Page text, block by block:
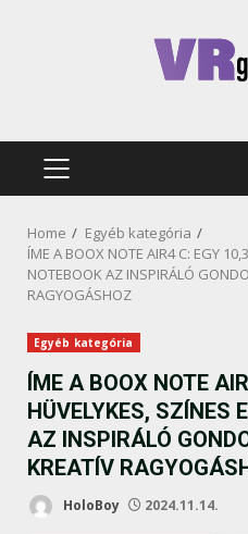
PRIMARY
Home
Egyéb kategória
ÍME A BOOX NOTE AIR4 C: EGY
NOTEBOOK AZ INSPIRÁLÓ
RAGYOGÁSHOZ
Egyéb kategória
ÍME A BOOX NOTE
HÜVELYKES, SZÍNES
AZ INSPIRÁLÓ
KREATÍV
HoloBoy 2024.11.14.